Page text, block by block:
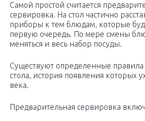
Самой простой считается
сервировка. На стол частично
приборы к тем блюдам, которые
первую очередь. По мере смены
меняться и весь набор посуды.
Существуют определенные
стола, история появления которых
века.
Предварительная сервировка